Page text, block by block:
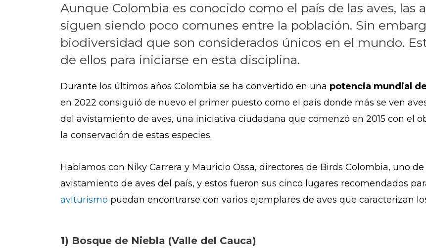
Aunque Colombia es conocido como el país de las aves,
siguen siendo poco comunes entre la población. Sin
biodiversidad que son considerados únicos en el mundo.
de ellos para iniciarse en esta disciplina.
Durante los últimos años Colombia se ha convertido en una potencia mundial
en 2022 consiguió de nuevo el primer puesto como el país donde más se ven
del avistamiento de aves, una iniciativa ciudadana que comenzó en 2015 con el
la conservación de estas especies.
Hablamos con Niky Carrera y Mauricio Ossa, directores de Birds Colombia, uno
avistamiento de aves del país, y estos fueron sus cinco lugares recomendados
aviturismo puedan encontrarse con varios ejemplares de aves que caracterizan
1) Bosque de Niebla (Valle del Cauca)